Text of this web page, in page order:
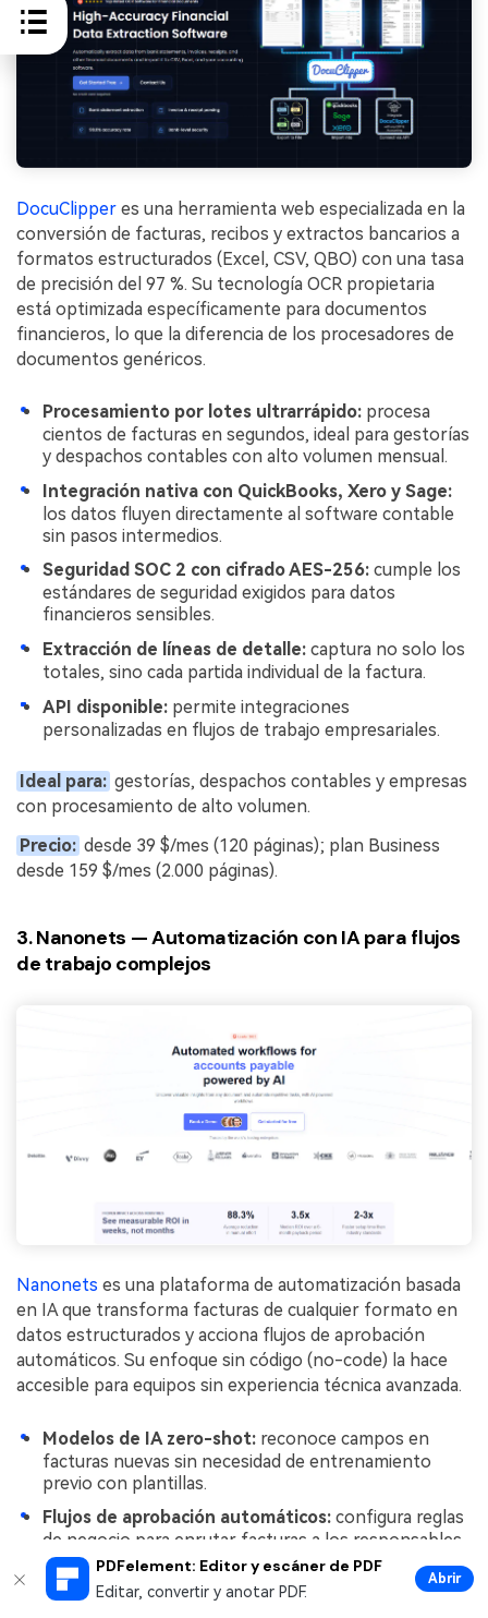
PDFelement: Editor y escáner de PDF
Editar, convertir y anotar PDF.
Abrir
DocuClipper es una herramienta web especializada en la
conversión de facturas, recibos y extractos bancarios a
formatos estructurados (Excel, CSV, QBO) con una tasa
de precisión del 97 %. Su tecnología OCR propietaria
está optimizada específicamente para documentos
financieros, lo que la diferencia de los procesadores de
documentos genéricos.
Procesamiento por lotes ultrarrápido: procesa
cientos de facturas en segundos, ideal para gestorías
y despachos contables con alto volumen mensual.
Integración nativa con QuickBooks, Xero y Sage:
los datos fluyen directamente al software contable
sin pasos intermedios.
Seguridad SOC 2 con cifrado AES-256: cumple los
estándares de seguridad exigidos para datos
financieros sensibles.
Extracción de líneas de detalle: captura no solo los
totales, sino cada partida individual de la factura.
API disponible: permite integraciones
personalizadas en flujos de trabajo empresariales.
Ideal para: gestorías, despachos contables y empresas
con procesamiento de alto volumen.
Precio: desde 39 $/mes (120 páginas); plan Business
desde 159 $/mes (2.000 páginas).
3. Nanonets — Automatización con IA para flujos
de trabajo complejos
Nanonets es una plataforma de automatización basada
en IA que transforma facturas de cualquier formato en
datos estructurados y acciona flujos de aprobación
automáticos. Su enfoque sin código (no-code) la hace
accesible para equipos sin experiencia técnica avanzada.
Modelos de IA zero-shot: reconoce campos en
facturas nuevas sin necesidad de entrenamiento
previo con plantillas.
Flujos de aprobación automáticos: configura reglas
de negocio para enrutar facturas a los responsables
correctos según importe, proveedor o categoría.
Integración con SAP, MS Dynamics y Salesforce: